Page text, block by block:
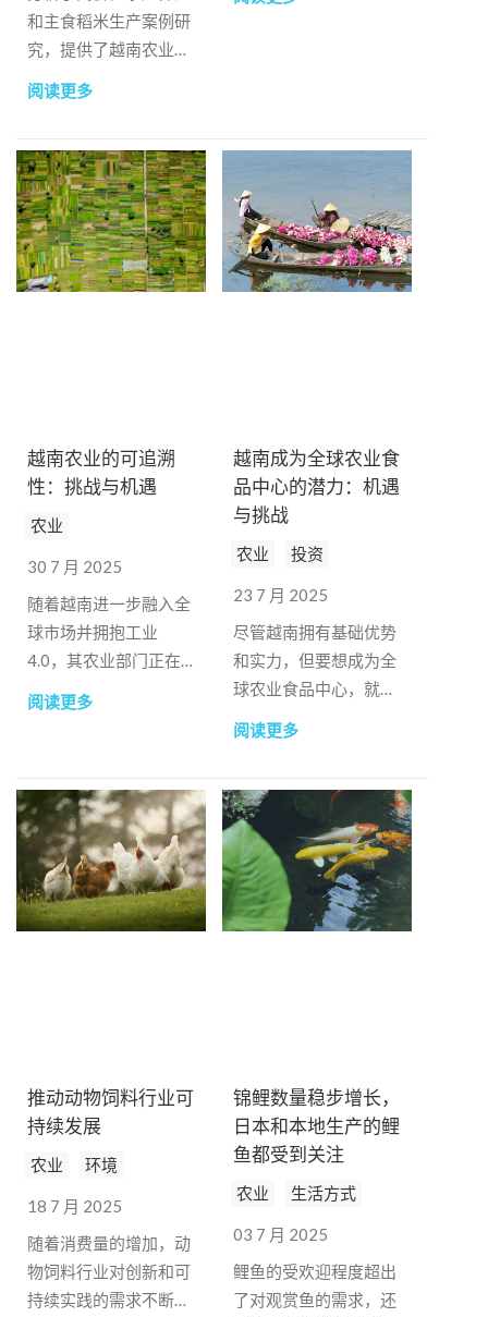
和主食稻米生产案例研
究，提供了越南农业投
资回报率的清晰例子。
阅读更多
越南农业的可追溯
性：挑战与机遇
农业
30 7 月 2025
随着越南进一步融入全
球市场并拥抱工业
4.0，其农业部门正在
经历深刻的转型。
阅读更多
越南成为全球农业食
品中心的潜力：机遇
与挑战
农业 投资
23 7 月 2025
尽管越南拥有基础优势
和实力，但要想成为全
球农业食品中心，就必
须解决系统性弱点。
阅读更多
推动动物饲料行业可
持续发展
农业 环境
18 7 月 2025
随着消费量的增加，动
物饲料行业对创新和可
持续实践的需求不断增
锦鲤数量稳步增长，
日本和本地生产的鲤
鱼都受到关注
农业 生活方式
03 7 月 2025
鲤鱼的受欢迎程度超出
了对观赏鱼的需求，还